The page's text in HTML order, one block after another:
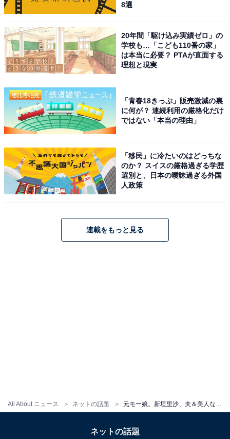
All About ニュース ネットの話題
8選
20年間「駆け込み実績ゼロ」の
学校も…「こども110番の家」
は本当に必要？ PTAが直面する
理想と現実
「青春18きっぷ」販売激減の裏
に何が？ 連続利用の厳格化だけ
ではない「本当の理由」
「移民」に冷たいのはどっちな
のか？ スイスの厳格過ぎる学歴
選別と、日本の曖昧過ぎる外国
人政策
連載をもっと見る
ネットの話題